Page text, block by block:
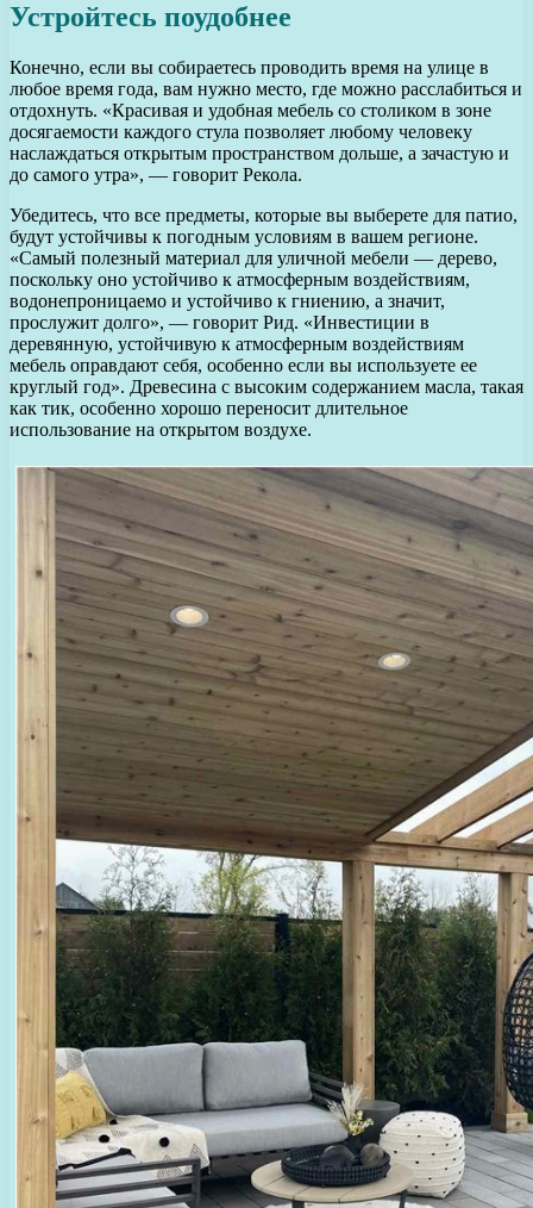
Устройтесь поудобнее
Конечно, если вы собираетесь проводить время на улице в
любое время года, вам нужно место, где можно расслабиться и
отдохнуть. «Красивая и удобная мебель со столиком в зоне
досягаемости каждого стула позволяет любому человеку
наслаждаться открытым пространством дольше, а зачастую и
до самого утра», — говорит Рекола.
Убедитесь, что все предметы, которые вы выберете для патио,
будут устойчивы к погодным условиям в вашем регионе.
«Самый полезный материал для уличной мебели — дерево,
поскольку оно устойчиво к атмосферным воздействиям,
водонепроницаемо и устойчиво к гниению, а значит,
прослужит долго», — говорит Рид. «Инвестиции в
деревянную, устойчивую к атмосферным воздействиям
мебель оправдают себя, особенно если вы используете ее
круглый год». Древесина с высоким содержанием масла, такая
как тик, особенно хорошо переносит длительное
использование на открытом воздухе.